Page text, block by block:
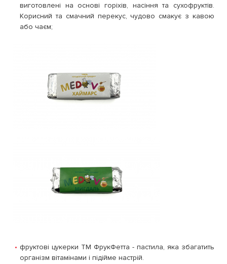
виготовлені на основі горіхів, насіння та сухофруктів.
Корисний та смачний перекус, чудово смакує з кавою
або чаєм;
фруктові цукерки ТМ ФрукФетта - пастила, яка збагатить
організм вітамінами і підійме настрій.